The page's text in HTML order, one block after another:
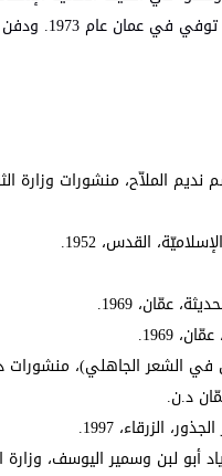
عبد الله بن
الملاّح، منشورات وزارة
القدس، 1952.
عمّان، 1969.
1969.
الجاهلي)، منشورات دائرة
د.ن.
الزرقاء، 1997.